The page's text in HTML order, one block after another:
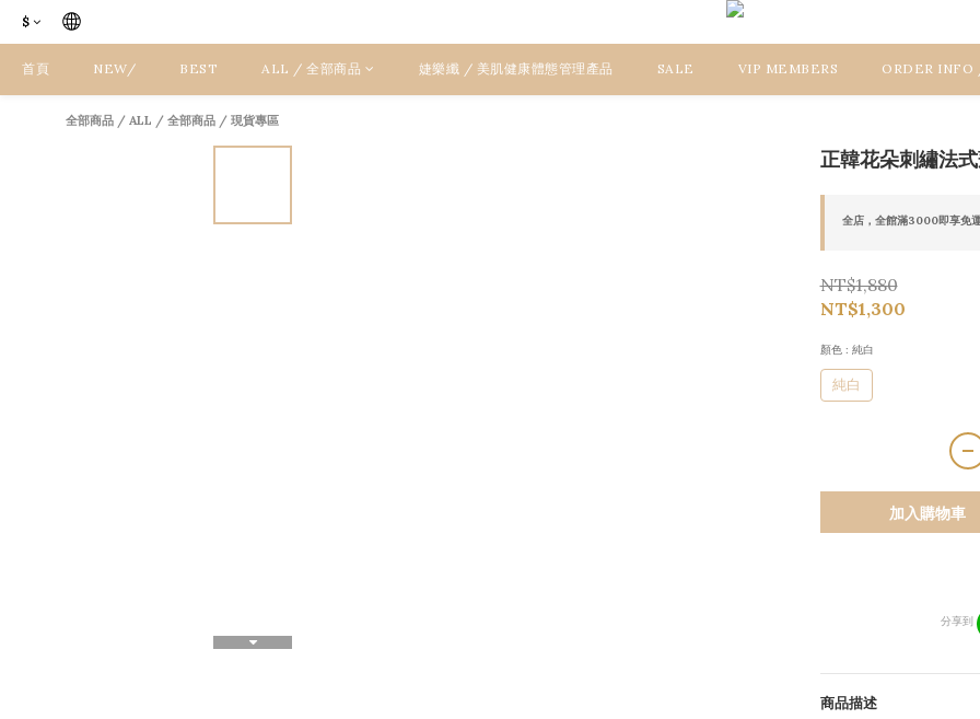
$
首頁 NEW/ BEST ALL / 全部商品 婕樂纖 / 美肌健康體態管理產品 SALE VIP MEMBERS ORDER INFO
全部商品 / ALL / 全部商品 / 現貨專區
正韓花朵刺繡法
全店，全館滿3000即享免
NT$1,880
NT$1,300
顏色 : 純白
純白
加入購物車
分享到
商品描述